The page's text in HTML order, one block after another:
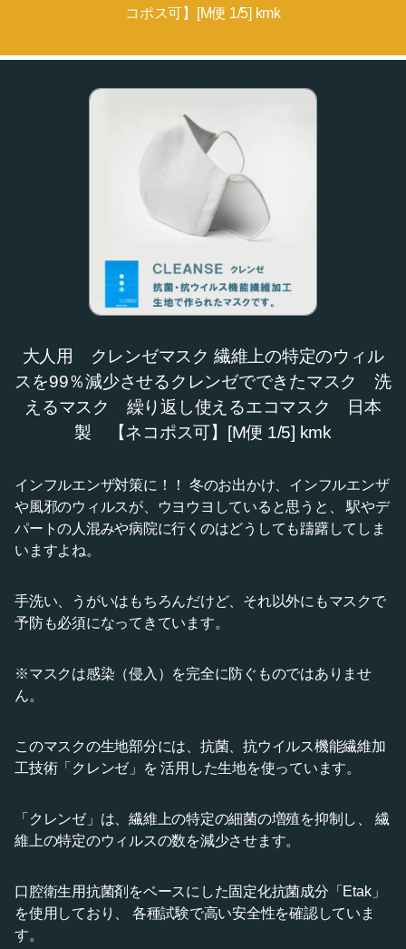
コポス可】[M便 1/5] kmk
大人用 クレンゼマスク 繊維上の特定のウィル
スを99％減少させるクレンゼでできたマスク 洗
えるマスク 繰り返し使えるエコマスク 日本
製 【ネコポス可】[M便 1/5] kmk
インフルエンザ対策に！！ 冬のお出かけ、インフルエンザ
や風邪のウィルスが、ウヨウヨしていると思うと、 駅やデ
パートの人混みや病院に行くのはどうしても躊躇してしま
いますよね。
手洗い、うがいはもちろんだけど、それ以外にもマスクで
予防も必須になってきています。
※マスクは感染（侵入）を完全に防ぐものではありませ
ん。
このマスクの生地部分には、抗菌、抗ウイルス機能繊維加
工技術「クレンゼ」を 活用した生地を使っています。
「クレンゼ」は、繊維上の特定の細菌の増殖を抑制し、 繊
維上の特定のウィルスの数を減少させます。
口腔衛生用抗菌剤をベースにした固定化抗菌成分「Etak」
を使用しており、 各種試験で高い安全性を確認していま
す。